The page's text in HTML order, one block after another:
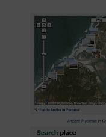
Ingrandisci
immagine